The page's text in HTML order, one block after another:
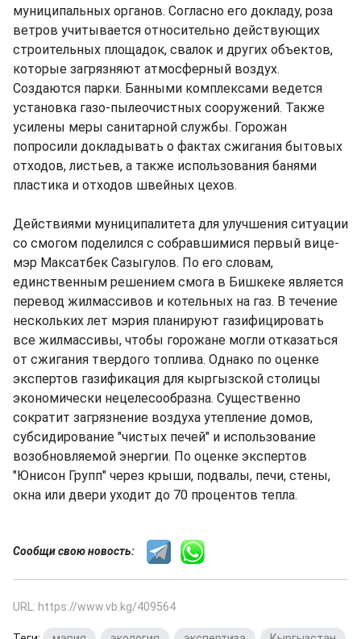
муниципальных органов. Согласно его докладу, роза
ветров учитывается относительно действующих
строительных площадок, свалок и других объектов,
которые загрязняют атмосферный воздух.
Создаются парки. Банными комплексами ведется
установка газо-пылеочистных сооружений. Также
усилены меры санитарной службы. Горожан
попросили докладывать о фактах сжигания бытовых
отходов, листьев, а также использования банями
пластика и отходов швейных цехов.
Действиями муниципалитета для улучшения ситуации
со смогом поделился с собравшимися первый вице-
мэр Максатбек Сазыгулов. По его словам,
единственным решением смога в Бишкеке является
перевод жилмассивов и котельных на газ. В течение
нескольких лет мэрия планируют газифицировать
все жилмассивы, чтобы горожане могли отказаться
от сжигания твердого топлива. Однако по оценке
экспертов газификация для кыргызской столицы
экономически нецелесообразна. Существенно
сократит загрязнение воздуха утепление домов,
субсидирование "чистых печей" и использование
возобновляемой энергии. По оценке экспертов
"Юнисон Групп" через крыши, подвалы, печи, стены,
окна или двери уходит до 70 процентов тепла.
Сообщи свою новость:
URL: https://www.vb.kg/409564